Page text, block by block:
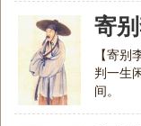
寄
【寄
判一生
间。